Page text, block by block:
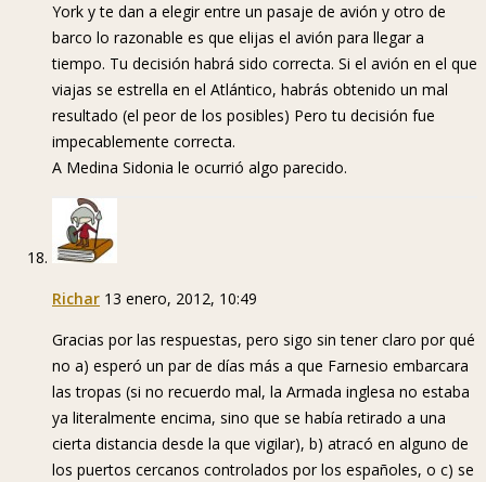
York y te dan a elegir entre un pasaje de avión y otro de
barco lo razonable es que elijas el avión para llegar a
tiempo. Tu decisión habrá sido correcta. Si el avión en el que
viajas se estrella en el Atlántico, habrás obtenido un mal
resultado (el peor de los posibles) Pero tu decisión fue
impecablemente correcta.
A Medina Sidonia le ocurrió algo parecido.
Richar 13 enero, 2012, 10:49
Gracias por las respuestas, pero sigo sin tener claro por qué
no a) esperó un par de días más a que Farnesio embarcara
las tropas (si no recuerdo mal, la Armada inglesa no estaba
ya literalmente encima, sino que se había retirado a una
cierta distancia desde la que vigilar), b) atracó en alguno de
los puertos cercanos controlados por los españoles, o c) se